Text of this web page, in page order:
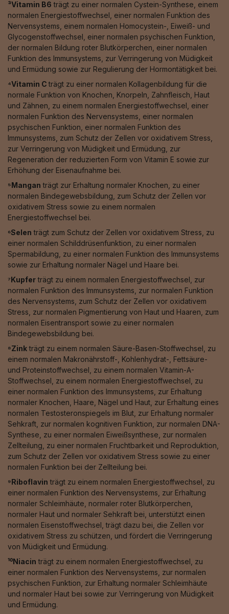
³Vitamin B6 trägt zu einer normalen Cystein-Synthese, einem
normalen Energiestoffwechsel, einer normalen Funktion des
Nervensystems, einem normalen Homocystein-, Eiweiß- und
Glycogenstoffwechsel, einer normalen psychischen Funktion,
der normalen Bildung roter Blutkörperchen, einer normalen
Funktion des Immunsystems, zur Verringerung von Müdigkeit
und Ermüdung sowie zur Regulierung der Hormontätigkeit bei.
⁴Vitamin Cträgt zu einer normalen Kollagenbildung für die
normale Funktion von Knochen, Knorpeln, Zahnfleisch, Haut
und Zähnen, zu einem normalen Energiestoffwechsel, einer
normalen Funktion des Nervensystems, einer normalen
psychischen Funktion, einer normalen Funktion des
Immunsystems, zum Schutz der Zellen vor oxidativem Stress,
zur Verringerung von Müdigkeit und Ermüdung, zur
Regeneration der reduzierten Form von Vitamin E sowie zur
Erhöhung der Eisenaufnahme bei.
⁵Mangan trägt zur Erhaltung normaler Knochen, zu einer
normalen Bindegewebsbildung, zum Schutz der Zellen vor
oxidativem Stress sowie zu einem normalen
Energiestoffwechsel bei.
⁶Selen trägt zum Schutz der Zellen vor oxidativem Stress, zu
einer normalen Schilddrüsenfunktion, zu einer normalen
Spermabildung, zu einer normalen Funktion des Immunsystems
sowie zur Erhaltung normaler Nägel und Haare bei.
⁷Kupferträgt zu einem normalen Energiestoffwechsel, zur
normalen Funktion des Immunsystems, zur normalen Funktion
des Nervensystems, zum Schutz der Zellen vor oxidativem
Stress, zur normalen Pigmentierung von Haut und Haaren, zum
normalen Eisentransport sowie zu einer normalen
Bindegewebsbildung bei.
⁸Zinkträgt zu einem normalen Säure-Basen-Stoffwechsel, zu
einem normalen Makronährstoff-, Kohlenhydrat-, Fettsäure-
und Proteinstoffwechsel, zu einem normalen Vitamin-A-
Stoffwechsel, zu einem normalen Energiestoffwechsel, zu
einer normalen Funktion des Immunsystems, zur Erhaltung
normaler Knochen, Haare, Nägel und Haut, zur Erhaltung eines
normalen Testosteronspiegels im Blut, zur Erhaltung normaler
Sehkraft, zur normalen kognitiven Funktion, zur normalen DNA-
Synthese, zu einer normalen Eiweißsynthese, zur normalen
Zellteilung, zu einer normalen Fruchtbarkeit und Reproduktion,
zum Schutz der Zellen vor oxidativem Stress sowie zu einer
normalen Funktion bei der Zellteilung bei.
⁹Riboflavin trägt zu einem normalen Energiestoffwechsel, zu
einer normalen Funktion des Nervensystems, zur Erhaltung
normaler Schleimhäute, normaler roter Blutkörperchen,
normaler Haut und normaler Sehkraft bei, unterstützt einen
normalen Eisenstoffwechsel, trägt dazu bei, die Zellen vor
oxidativem Stress zu schützen, und fördert die Verringerung
von Müdigkeit und Ermüdung.
¹⁰Niacin trägt zu einem normalen Energiestoffwechsel, zu
einer normalen Funktion des Nervensystems, zur normalen
psychischen Funktion, zur Erhaltung normaler Schleimhäute
und normaler Haut bei sowie zur Verringerung von Müdigkeit
und Ermüdung.